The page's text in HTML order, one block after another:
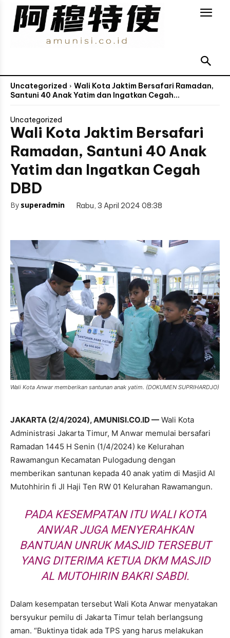
Uncategorized
Wali Kota Jaktim Bersafari Ramadan,
Santuni 40 Anak Yatim dan Ingatkan Cegah...
Uncategorized
Wali Kota Jaktim Bersafari
Ramadan, Santuni 40 Anak
Yatim dan Ingatkan Cegah
DBD
By superadmin Rabu, 3 April 2024 08:38
Wali Kota Anwar memberikan santunan anak yatim. (DOKUMEN SUPRIHARDJO)
JAKARTA (2/4/2024), AMUNISI.CO.ID — Wali Kota
Administrasi Jakarta Timur, M Anwar memulai bersafari
Ramadan 1445 H Senin (1/4/2024) ke Kelurahan
Rawamangun Kecamatan Pulogadung dengan
memberikan santunan kepada 40 anak yatim di Masjid Al
Mutohhirin fi Jl Haji Ten RW 01 Kelurahan Rawamangun.
PADA KESEMPATAN ITU WALI KOTA
ANWAR JUGA MENYERAHKAN
BANTUAN UNRUK MASJID TERSEBUT
YANG DITERIMA KETUA DKM MASJID
AL MUTOHIRIN BAKRI SABDI.
Dalam kesempatan tersebut Wali Kota Anwar menyatakan
bersyukur pemilu di Jakarta Timur telah berlangsung
aman. “Buktinya tidak ada TPS yang harus melakukan